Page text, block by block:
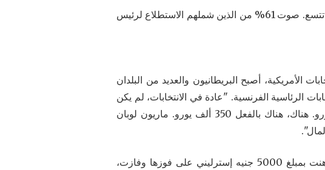
وفي الجولة الثانية، إذا كانت الجولة الثانية هي ماكرون ولوبان، فإن الفجوة بين المرشحين سوف تتسع. صوت 61% من الذين شملهم الاستطلاع لرئيس
الأمريكية، أصبح البريطانيون والعديد من البلدان
الرئاسية الفرنسية. "عادة في الانتخابات، لم يكن
لدينا سوى عدد قليل من الأشخاص الذين يراهنون على السياسة الفرنسية، بضعة آلاف من اليورو. هناك، هناك بالفعل 350 ألف يورو. ماريون لوبان
بالنسبة للمراهنين، مارين لوبان هي المستضعفة، واحتمالاتها هي 4 إلى 1. وهذا يعني أنك إذا راهنت بمبلغ 5000 جنيه إسترليني على فوزها وفازت،